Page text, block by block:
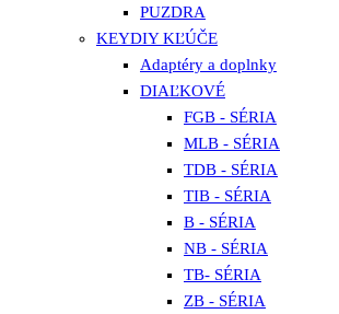
PUZDRA
KEYDIY KĽÚČE
Adaptéry a doplnky
DIAĽKOVÉ
FGB - SÉRIA
MLB - SÉRIA
TDB - SÉRIA
TIB - SÉRIA
B - SÉRIA
NB - SÉRIA
TB- SÉRIA
ZB - SÉRIA